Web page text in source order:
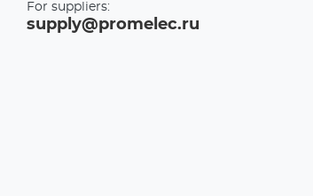
For suppliers:
supply@promelec.ru